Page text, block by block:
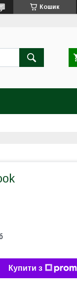
Кошик
Купити з